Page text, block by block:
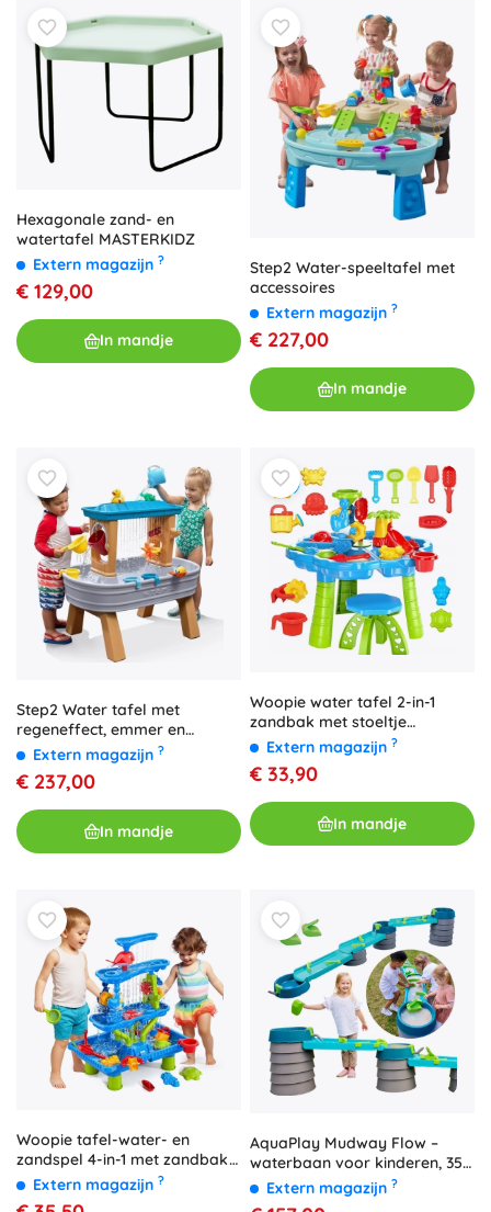
Hexagonale zand- en
watertafel MASTERKIDZ
Extern magazijn ?
€ 129,00
In mandje
Step2 Water-speeltafel met
accessoires
Extern magazijn ?
€ 227,00
In mandje
Step2 Water tafel met
regeneffect, emmer en
trechter + diertjes
Extern magazijn ?
€ 237,00
In mandje
Woopie water tafel 2-in-1
zandbak met stoeltje
aquapark met dolfijn
Extern magazijn ?
€ 33,90
In mandje
Woopie tafel-water- en
zandspel 4-in-1 met zandbak
en waterval XL 4-laags
Extern magazijn ?
AquaPlay Mudway Flow –
waterbaan voor kinderen, 35
delenExtern magazijn ?